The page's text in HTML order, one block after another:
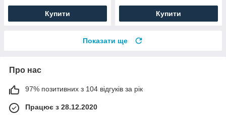
Купити Купити
Показати ще
Про нас
97% позитивних з 104 відгуків за рік
Працює з 28.12.2020